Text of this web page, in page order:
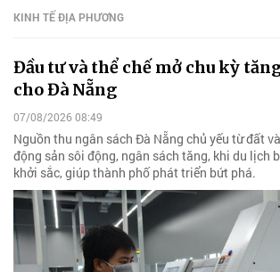
hai con số giai đoạn 2026-2030.
KINH TẾ ĐỊA PHƯƠNG
Đầu tư và thể chế mở chu kỳ
cho Đà Nẵng
07/08/2026 08:49
Nguồn thu ngân sách Đà Nẵng chủ yếu từ đất
động sản sôi động, ngân sách tăng, khi du lịch
khởi sắc, giúp thành phố phát triển bứt phá.